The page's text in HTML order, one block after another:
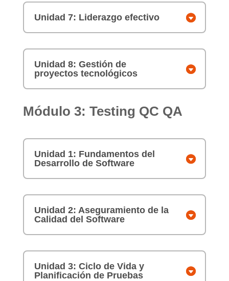
Unidad 7: Liderazgo efectivo
Unidad 8: Gestión de
proyectos tecnológicos
Módulo 3: Testing QC QA
Unidad 1: Fundamentos del
Desarrollo de Software
Unidad 2: Aseguramiento de la
Calidad del Software
Unidad 3: Ciclo de Vida y
Planificación de Pruebas